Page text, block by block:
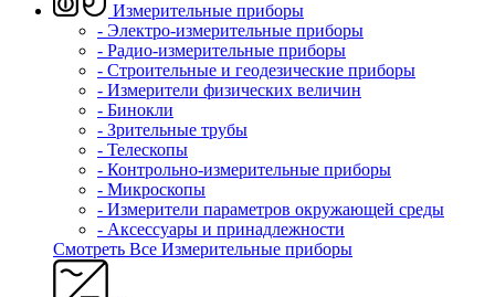
Измерительные приборы
- Электро-измерительные приборы
- Радио-измерительные приборы
- Строительные и геодезические приборы
- Измерители физических величин
- Бинокли
- Зрительные трубы
- Телескопы
- Контрольно-измерительные приборы
- Микроскопы
- Измерители параметров окружающей среды
- Аксессуары и принадлежности
Смотреть Все Измерительные приборы